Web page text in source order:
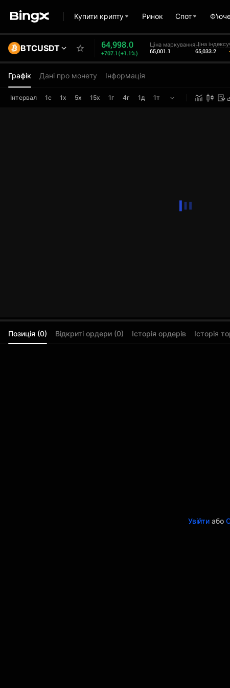
Купити крипту Ринок Спот
BTCUSDT 64,998.0
+707.1(+1.1%)
Ціна маркування
65,001.1
Ціна індексу
65,033.2
Графік Дані про монету Інформація
Інтервал 1с 1х 5х 15х 1г 4г 1д 1т
Позиція (0) Відкриті ордери (0) Історія ордерів Історія
Увійти або